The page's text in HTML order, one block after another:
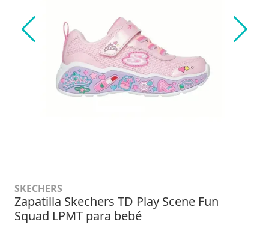
SKECHERS
Zapatilla Skechers TD Play Scene Fun
Squad LPMT para bebé